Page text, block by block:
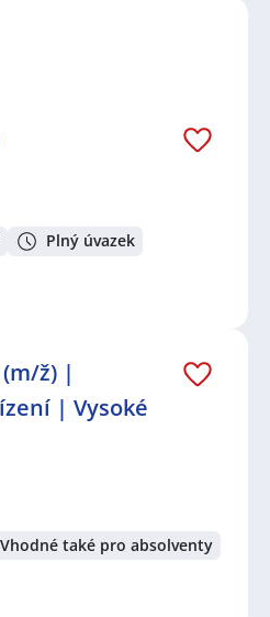
Plný úvazek
ž) |
| Vysoké
Vhodné také pro absolventy